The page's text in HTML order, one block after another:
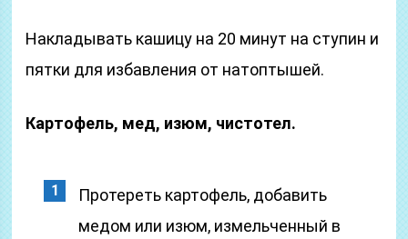
Накладывать кашицу на 20 минут на ступин и
пятки для избавления от натоптышей.
Картофель, мед, изюм, чистотел.
Протереть картофель, добавить
медом или изюм, измельченный в